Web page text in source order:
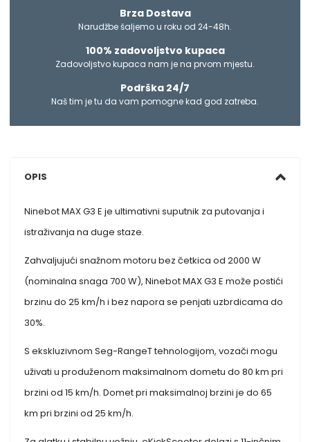
Brza Dostava
Narudžbe šaljemo u roku od 24-48h.
100% zadovoljstvo kupaca
Zadovoljstvo kupaca nam je na prvom mjestu.
Podrška 24/7
Naš tim je tu da vam pomogne kad god zatreba.
OPIS
Ninebot MAX G3 E je ultimativni suputnik za putovanja i
istraživanja na duge staze.
Zahvaljujući snažnom motoru bez četkica od 2000 W
(nominalna snaga 700 W), Ninebot MAX G3 E može postići
brzinu do 25 km/h i bez napora se penjati uzbrdicama do
30%.
S ekskluzivnom Seg-RangeT tehnologijom, vozači mogu
uživati ​​u produženom maksimalnom dometu do 80 km pri
brzini od 15 km/h. Domet pri maksimalnoj brzini je do 65
km pri brzini od 25 km/h.